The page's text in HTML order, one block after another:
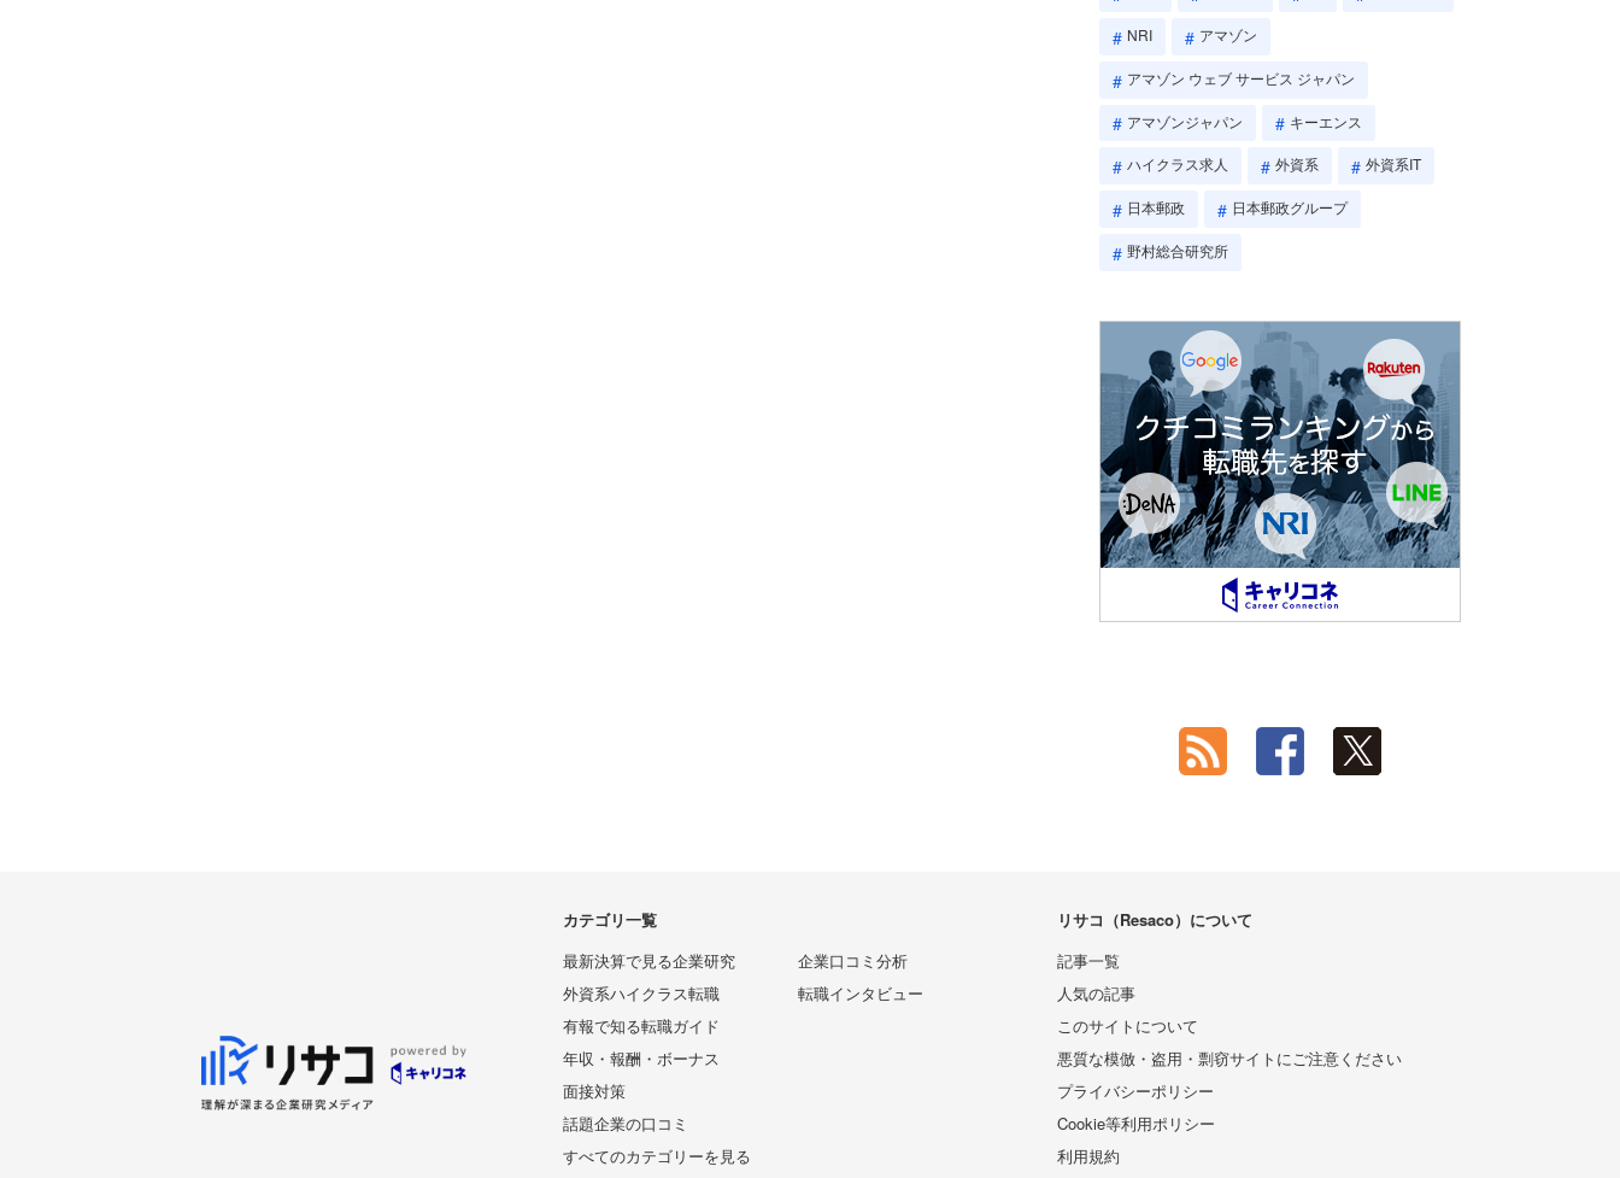
NRI アマゾン
アマゾン ウェブ サービス ジャパン
アマゾンジャパン キーエンス
ハイクラス求人 外資系 外資系IT
日本郵政 日本郵政グループ
野村総合研究所
カテゴリ一覧
最新決算で見る企業研究
外資系ハイクラス転職
有報で知る転職ガイド
年収・報酬・ボーナス
面接対策
話題企業の口コミ
企業口コミ分析
転職インタビュー
すべてのカテゴリーを見る
リサコ（Resaco）について
記事一覧
人気の記事
このサイトについて
悪質な模倣・盗用・剽窃サイトにご注意ください
プライバシーポリシー
Cookie等利用ポリシー
利用規約